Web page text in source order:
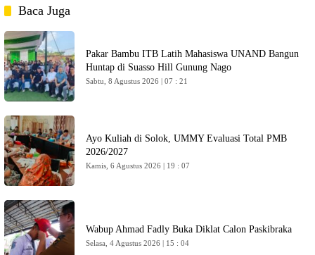
Baca Juga
Pakar Bambu ITB Latih Mahasiswa UNAND Bangun
Huntap di Suasso Hill Gunung Nago
Sabtu, 8 Agustus 2026 | 07 : 21
Ayo Kuliah di Solok, UMMY Evaluasi Total PMB
2026/2027
Kamis, 6 Agustus 2026 | 19 : 07
Wabup Ahmad Fadly Buka Diklat Calon Paskibraka
Selasa, 4 Agustus 2026 | 15 : 04